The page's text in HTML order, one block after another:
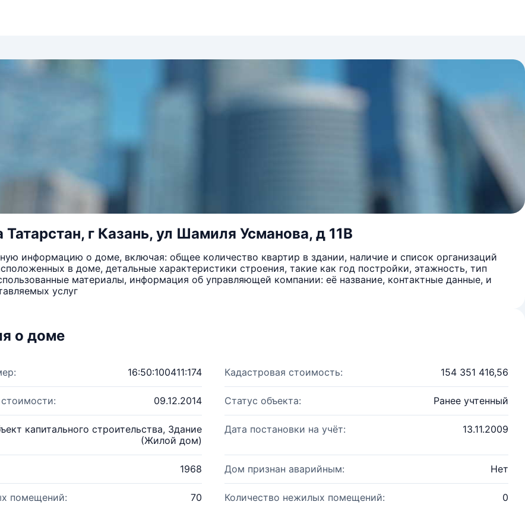
Татарстан, г Казань, ул Шамиля Усманова, д 11В
информацию о доме, включая: общее количество квартир в здании, наличие и список организаций
в доме, детальные характеристики строения, такие как год постройки, этажность, тип
материалы, информация об управляющей компании: её название, контактные данные, и
услуг
о доме
16:50:100411:174 Кадастровая стоимость: 154 351 416,56
09.12.2014 Статус объекта: Ранее учтенный
капитального строительства, Здание
(Жилой дом)
Дата постановки на учёт: 13.11.2009
1968 Дом признан аварийным: Нет
помещений: 70 Количество нежилых помещений: 0